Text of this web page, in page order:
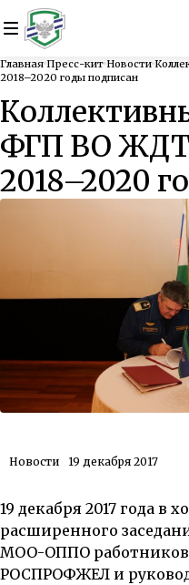
Главная Пресс-кит Новости
2018–2020 годы подписан
ФГП ВО ЖДТ
2018–2020
Новости 19 декабря 2017
19 декабря 2017 года в
расширенного
МОО-ОППО
РОСПРОФЖЕЛ и